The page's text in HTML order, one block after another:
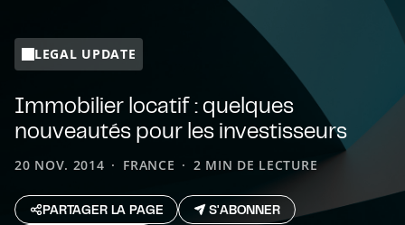
LEGAL UPDATE
Immobilier locatif : quelques
nouveautés pour les investisseurs
20 NOV. 2014 FRANCE 2 MIN DE LECTURE
PARTAGER LA PAGE
S'ABONNER